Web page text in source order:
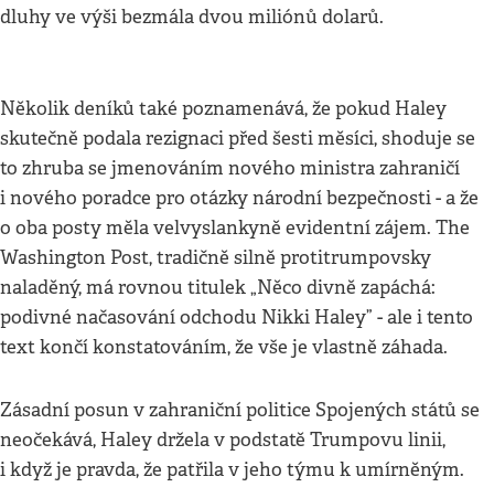
dluhy ve výši bezmála dvou miliónů dolarů.
Několik deníků také poznamenává, že pokud Haley
skutečně podala rezignaci před šesti měsíci, shoduje se
to zhruba se jmenováním nového ministra zahraničí
i nového poradce pro otázky národní bezpečnosti - a že
o oba posty měla velvyslankyně evidentní zájem. The
Washington Post, tradičně silně protitrumpovsky
naladěný, má rovnou titulek „Něco divně zapáchá:
podivné načasování odchodu Nikki Haley” - ale i tento
text končí konstatováním, že vše je vlastně záhada.
Zásadní posun v zahraniční politice Spojených států se
neočekává, Haley držela v podstatě Trumpovu linii,
i když je pravda, že patřila v jeho týmu k umírněným.